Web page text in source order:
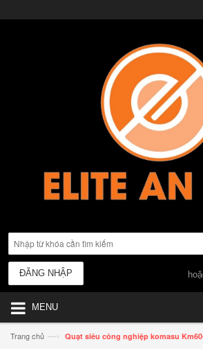
ĐĂNG NHẬP
MENU
Trang chủ —› Quạt siêu công nghiệp komasu